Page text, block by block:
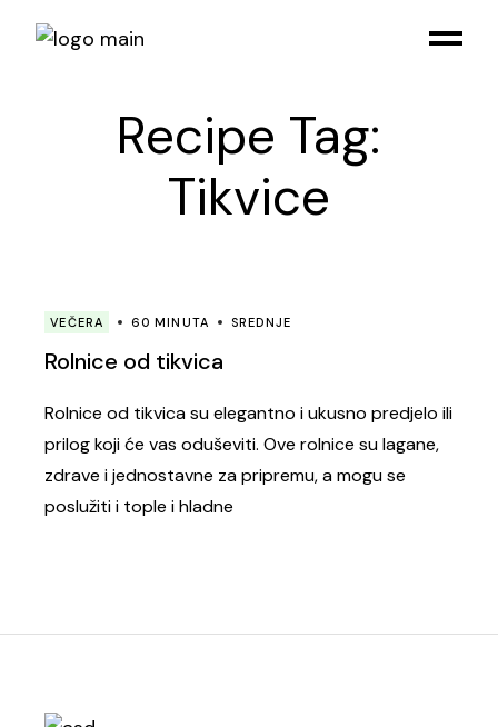
Recipe Tag:
Tikvice
VEČERA 60 MINUTA SREDNJE
Rolnice od tikvica
Rolnice od tikvica su elegantno i ukusno predjelo ili
prilog koji će vas oduševiti. Ove rolnice su lagane,
zdrave i jednostavne za pripremu, a mogu se
poslužiti i tople i hladne